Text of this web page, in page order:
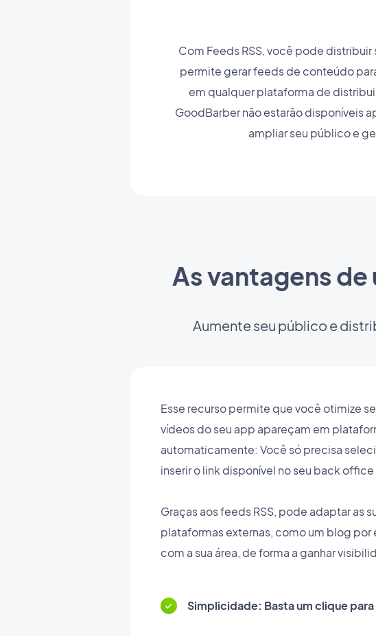
Com Feeds RSS, você pode
permite gerar feeds de conteúdo
em qualquer plataforma de
GoodBarber não estarão disponíveis
ampliar seu público e
As vantagens de
Aumente seu público e
Esse recurso permite que você otimize
vídeos do seu app apareçam em
automaticamente: Você só precisa
inserir o link disponível no seu back
Graças aos feeds RSS, pode adaptar as
plataformas externas, como um blog
com a sua área, de forma a ganhar
Simplicidade: Basta um clique